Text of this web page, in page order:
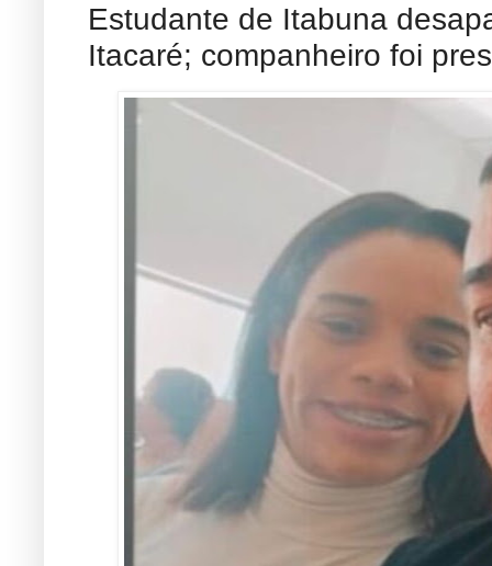
Estudante de Itabuna
Itacaré; companheiro foi